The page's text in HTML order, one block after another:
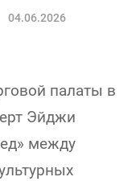
04.06.2026
палаты в
Эйджи
между